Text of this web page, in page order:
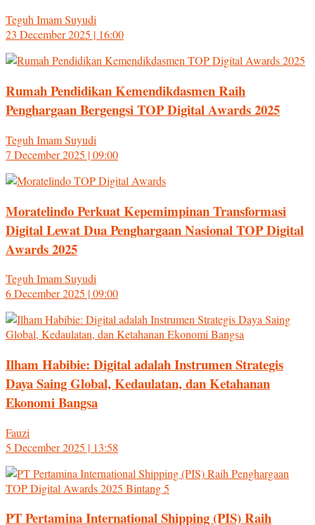
Teguh Imam Suyudi
23 December 2025 | 16:00
Rumah Pendidikan Kemendikdasmen Raih
Penghargaan Bergengsi TOP Digital Awards 2025
Teguh Imam Suyudi
7 December 2025 | 09:00
Moratelindo Perkuat Kepemimpinan Transformasi
Digital Lewat Dua Penghargaan Nasional TOP Digital
Awards 2025
Teguh Imam Suyudi
6 December 2025 | 09:00
Ilham Habibie: Digital adalah Instrumen Strategis
Daya Saing Global, Kedaulatan, dan Ketahanan
Ekonomi Bangsa
Fauzi
5 December 2025 | 13:58
PT Pertamina International Shipping (PIS) Raih